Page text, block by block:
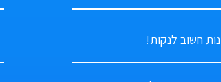
חשוב לנקות!